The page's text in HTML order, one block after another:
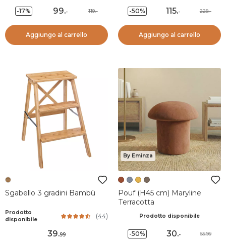
-17% 99.- 119.-
Aggiungo al carrello
-50% 115.- 229.-
Aggiungo al carrello
Sgabello 3 gradini Bambù
Prodotto
disponibile
(44)
39.99
By Eminza
Pouf (H45 cm) Maryline
Terracotta
Prodotto disponibile
-50% 30.- 59.99